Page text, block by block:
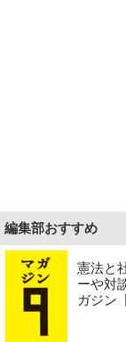
編集部おすすめ
憲法と
ーや対
ガジン